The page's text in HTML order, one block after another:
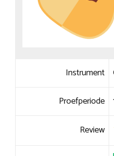
Instrument
Proefperiode
Review